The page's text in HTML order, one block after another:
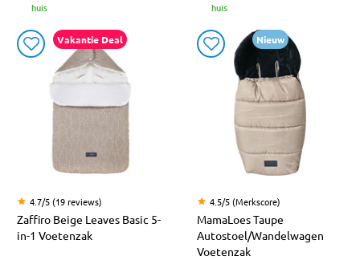
huis
huis
Vakantie Deal
4.7/5 (19 reviews)
Zaffiro Beige Leaves Basic 5-
in-1 Voetenzak
Nieuw
4.5/5 (Merkscore)
MamaLoes Taupe
Autostoel/Wandelwagen
Voetenzak